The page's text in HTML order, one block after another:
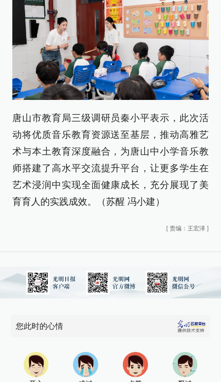
唐山市教育局三级调研员秦小平表示，此次活
动将优质音乐教育资源送至基层，推动高雅艺
术与本土教育深度融合，为唐山中小学音乐教
师搭建了高水平交流提升平台，让更多学生在
艺术浸润中实现全面健康成长，充分展现了美
育育人的实践成效。（苏醒 冯小建）
[ 责编：王宏泽 ]
您此时的心情